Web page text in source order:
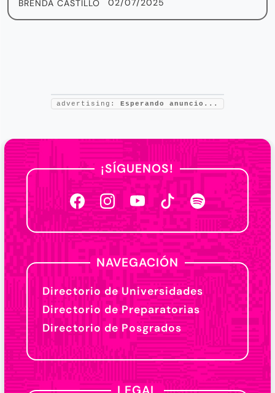
BRENDA CASTILLO 02/07/2025
advertising: Esperando anuncio...
¡SÍGUENOS!
NAVEGACIÓN
Directorio de Universidades
Directorio de Preparatorias
Directorio de Posgrados